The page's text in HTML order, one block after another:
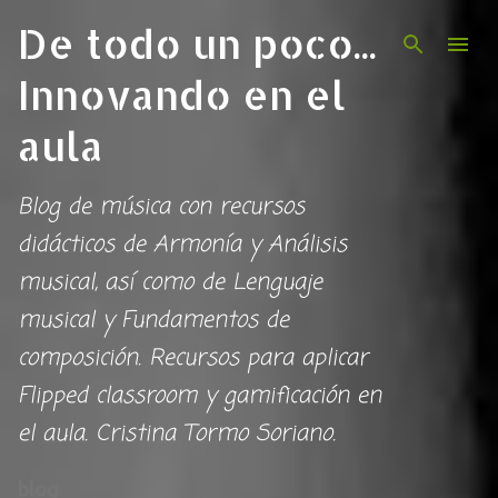
De todo un poco...
Innovando en el
aula
Blog de música con recursos
didácticos de Armonía y Análisis
musical, así como de Lenguaje
musical y Fundamentos de
composición. Recursos para aplicar
Flipped classroom y gamificación en
el aula. Cristina Tormo Soriano.